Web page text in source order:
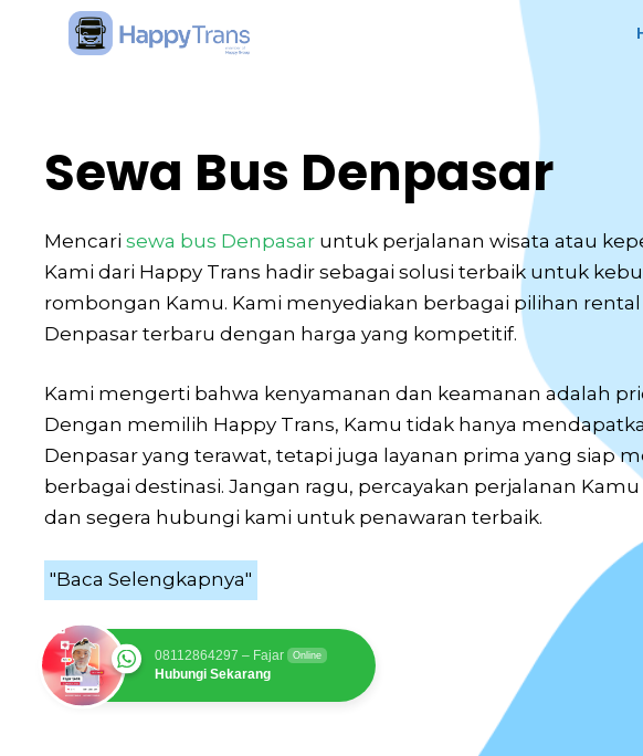
Sewa Bus Denpasar
Mencari sewa bus Denpasar untuk perjalanan wisata atau
Kami dari Happy Trans hadir sebagai solusi terbaik untuk
rombongan Kamu. Kami menyediakan berbagai pilihan rental
Denpasar terbaru dengan harga yang kompetitif.
Kami mengerti bahwa kenyamanan dan keamanan adalah
Dengan memilih Happy Trans, Kamu tidak hanya
Denpasar yang terawat, tetapi juga layanan prima yang siap
berbagai destinasi. Jangan ragu, percayakan perjalanan
dan segera hubungi kami untuk penawaran terbaik.
"Baca Selengkapnya"
08112864297 – Fajar Online
Hubungi Sekarang